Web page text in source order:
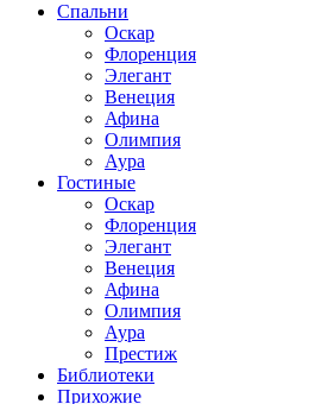
Спальни
Оскар
Флоренция
Элегант
Венеция
Афина
Олимпия
Аура
Гостиные
Оскар
Флоренция
Элегант
Венеция
Афина
Олимпия
Аура
Престиж
Библиотеки
Прихожие